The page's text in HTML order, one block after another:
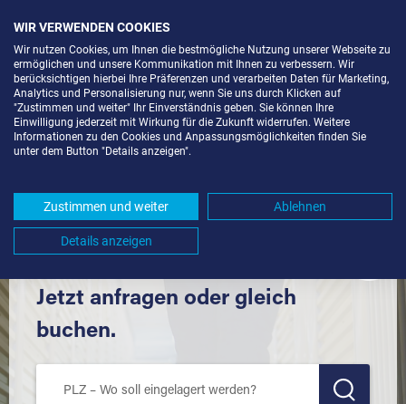
LAGERBOX IN LENNINGEN (73252)
Komfortabel einlagern mit Extraraum
Jetzt anfragen oder gleich
buchen.
WIR VERWENDEN COOKIES
Wir nutzen Cookies, um Ihnen die bestmögliche Nutzung unserer Webseite zu
ermöglichen und unsere Kommunikation mit Ihnen zu verbessern. Wir
berücksichtigen hierbei Ihre Präferenzen und verarbeiten Daten für Marketing,
Analytics und Personalisierung nur, wenn Sie uns durch Klicken auf
"Zustimmen und weiter" Ihr Einverständnis geben. Sie können Ihre
Einwilligung jederzeit mit Wirkung für die Zukunft widerrufen. Weitere
Informationen zu den Cookies und Anpassungsmöglichkeiten finden Sie
unter dem Button "Details anzeigen".
Zustimmen und weiter Ablehnen
Details anzeigen